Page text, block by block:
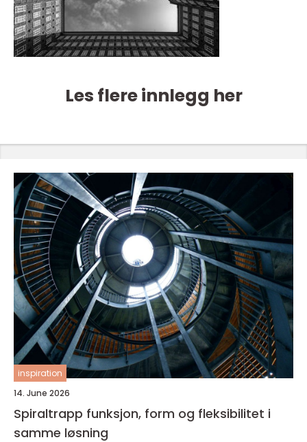
Les flere innlegg her
inspiration
14. June 2026
Spiraltrapp funksjon, form og fleksibilitet i
samme løsning